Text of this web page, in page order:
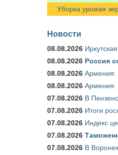
Уборка урожая
Новости
08.08.2026
08.08.2026 Россия
08.08.2026 Армения:
08.08.2026 Армения:
07.08.2026 В
07.08.2026 Итоги
07.08.2026 Индекс
07.08.2026
07.08.2026 В